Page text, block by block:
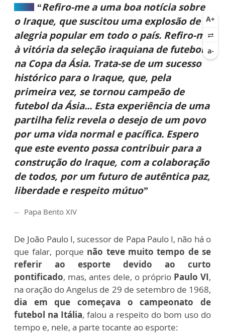
“Refiro-me a uma boa notícia sobre
o Iraque, que suscitou uma explosão de
alegria popular em todo o país. Refiro-me
à vitória da seleção iraquiana de futebol
na Copa da Ásia. Trata-se de um sucesso
histórico para o Iraque, que, pela
primeira vez, se tornou campeão de
futebol da Ásia... Esta experiência de uma
partilha feliz revela o desejo de um povo
por uma vida normal e pacífica. Espero
que este evento possa contribuir para a
construção do Iraque, com a colaboração
de todos, por um futuro de autêntica paz,
liberdade e respeito mútuo”
Papa Bento XIV
De João Paulo I, sucessor de Papa Paulo I, não há o
que falar, porque não teve muito tempo de se
referir ao esporte devido ao curto
pontificado, mas, antes dele, o próprio Paulo VI,
na oração do Angelus de 29 de setembro de 1968,
dia em que começava o campeonato de
futebol na Itália, falou a respeito do bom uso do
tempo e, nele, a parte tocante ao esporte: